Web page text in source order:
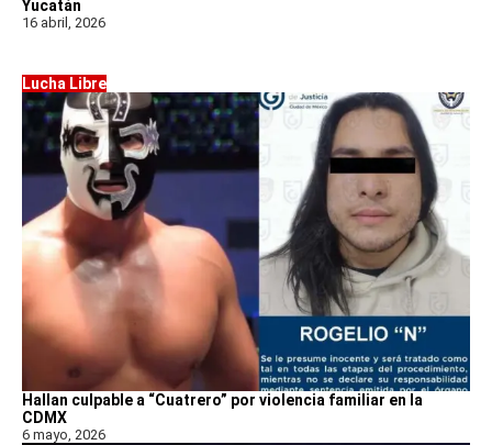
Yucatán
16 abril, 2026
Lucha Libre
Hallan culpable a “Cuatrero” por violencia familiar en la
CDMX
6 mayo, 2026